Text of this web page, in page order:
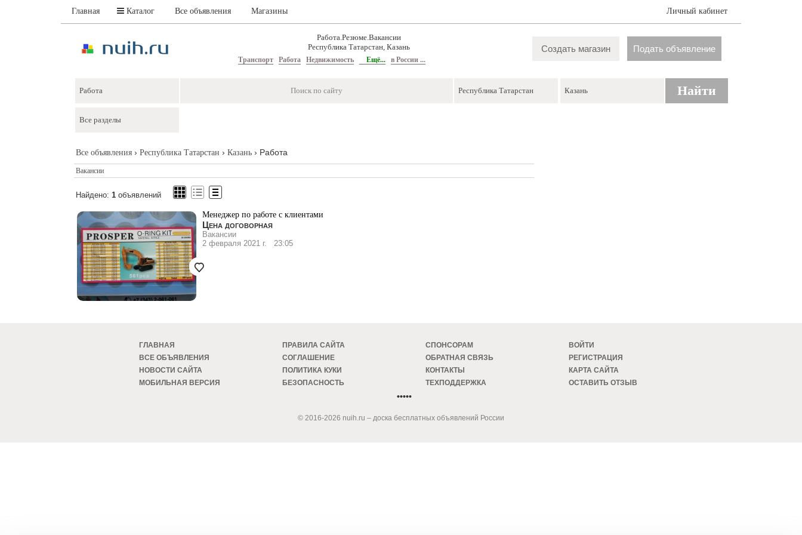
Главная Каталог Все объявления Магазины Личный кабинет
Работа.Резюме.Вакансии
Республика Татарстан, Казань
Транспорт Работа Недвижимость Ещё... в России ...
Создать магазин Подать объявление
Найти
Все объявления › Республика Татарстан › Казань › Работа
Вакансии
Найдено: 1 объявлений
Менеджер по работе с клиентами
Цена договорная
Вакансии
2 февраля 2021 г. 23:05
ГЛАВНАЯ
ВСЕ ОБЪЯВЛЕНИЯ
НОВОСТИ САЙТА
МОБИЛЬНАЯ ВЕРСИЯ
ПРАВИЛА САЙТА
СОГЛАШЕНИЕ
ПОЛИТИКА КУКИ
БЕЗОПАСНОСТЬ
СПОНСОРАМ
ОБРАТНАЯ СВЯЗЬ
КОНТАКТЫ
ТЕХПОДДЕРЖКА
ВОЙТИ
РЕГИСТРАЦИЯ
КАРТА САЙТА
ОСТАВИТЬ ОТЗЫВ
•••••
© 2016-2026 nuih.ru – доска бесплатных объявлений России